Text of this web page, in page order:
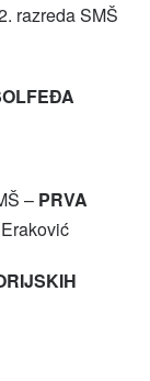
razreda SMŠ
– PRVA